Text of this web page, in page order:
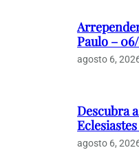
Paulo –
agosto 6,
Descubra
agosto 6,